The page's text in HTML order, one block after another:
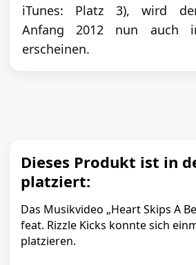
iTunes: Platz 3), wird
Anfang 2012 nun auch
erscheinen.
Dieses Produkt ist in
platziert:
Das Musikvideo „Heart Skips A
feat. Rizzle Kicks konnte sich
platzieren.